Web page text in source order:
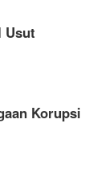
Usut
Korupsi